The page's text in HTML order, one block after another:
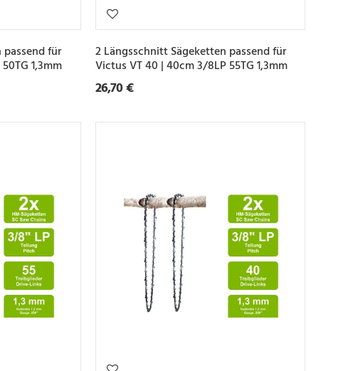
für
1,3mm
2 Längsschnitt Sägeketten passend für
Victus VT 40 | 40cm 3/8LP 55TG 1,3mm
26,70 €